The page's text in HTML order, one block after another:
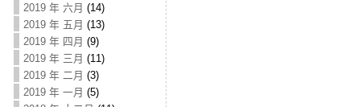
2019 年 六月 (14)
2019 年 五月 (13)
2019 年 四月 (9)
2019 年 三月 (11)
2019 年 二月 (3)
2019 年 一月 (5)